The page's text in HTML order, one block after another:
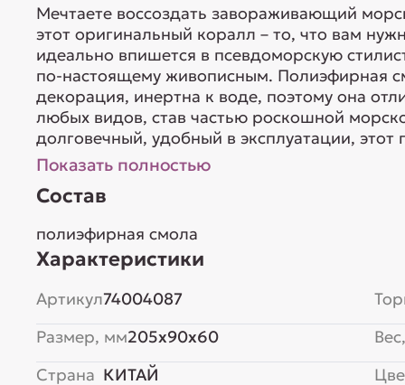
Мечтаете воссоздать завораживающий
этот оригинальный коралл – то, что вам
идеально впишется в псевдоморскую
по-настоящему живописным. Полиэфирная
декорация, инертна к воде, поэтому она
любых видов, став частью роскошной
долговечный, удобный в эксплуатации,
Показать полностью
Состав
полиэфирная смола
Характеристики
Артикул74004087
Размер, мм205x90x60
Страна КИТАЙ